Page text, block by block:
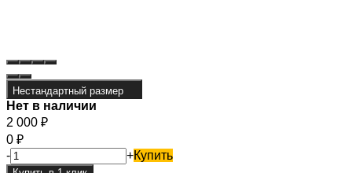
Нестандартный размер
Нет в наличии
2 000 ₽
0 ₽
-
+Купить